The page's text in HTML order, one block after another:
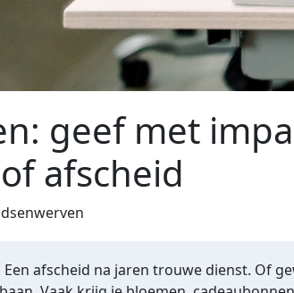
geef met
afscheid
afscheid na jaren trouwe dienst. Of